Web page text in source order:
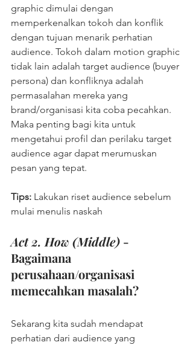
graphic dimulai dengan
memperkenalkan tokoh dan konflik
dengan tujuan menarik perhatian
audience. Tokoh dalam motion graphic
tidak lain adalah target audience (buyer
persona) dan konfliknya adalah
permasalahan mereka yang
brand/organisasi kita coba pecahkan.
Maka penting bagi kita untuk
mengetahui profil dan perilaku target
audience agar dapat merumuskan
pesan yang tepat.
Tips: Lakukan riset audience sebelum
mulai menulis naskah
Act 2. How (Middle) -
Bagaimana
perusahaan/organisasi
memecahkan masalah?
Sekarang kita sudah mendapat
perhatian dari audience yang